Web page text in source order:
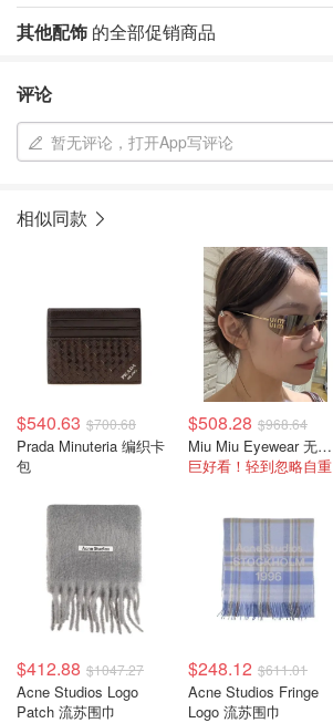
其他配饰 的全部促销商品
评论
暂无评论，打开App写评论
相似同款
$540.63 $700.68
Prada Minuteria 编织卡
包
$508.28 $968.64
Miu Miu Eyewear 无框墨镜
巨好看！轻到忽略自重
$412.88 $1047.27
Acne Studios Logo
Patch 流苏围巾
$248.12 $611.01
Acne Studios Fringe
Logo 流苏围巾